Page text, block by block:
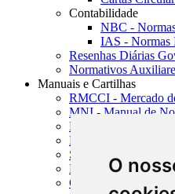
O
Contabilidade
NBC -
IAS - Normas
Resenhas Diárias
Normativos
Manuais e Cartilhas
RMCCI - Mercado
MNI - Manual de
MTVM - Manual de
MCR - Manual de
SISORF - Manual
MASUP - Manual de
CADOC - Catálogo